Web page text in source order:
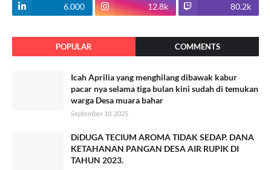
6.000 12.8k 80.2k
POPULAR COMMENTS
Icah Aprilia yang menghilang dibawak kabur
pacar nya selama tiga bulan kini sudah di temukan
warga Desa muara bahar
September 10, 2025
DiDUGA TECIUM AROMA TIDAK SEDAP. DANA
KETAHANAN PANGAN DESA AIR RUPIK DI
TAHUN 2023.